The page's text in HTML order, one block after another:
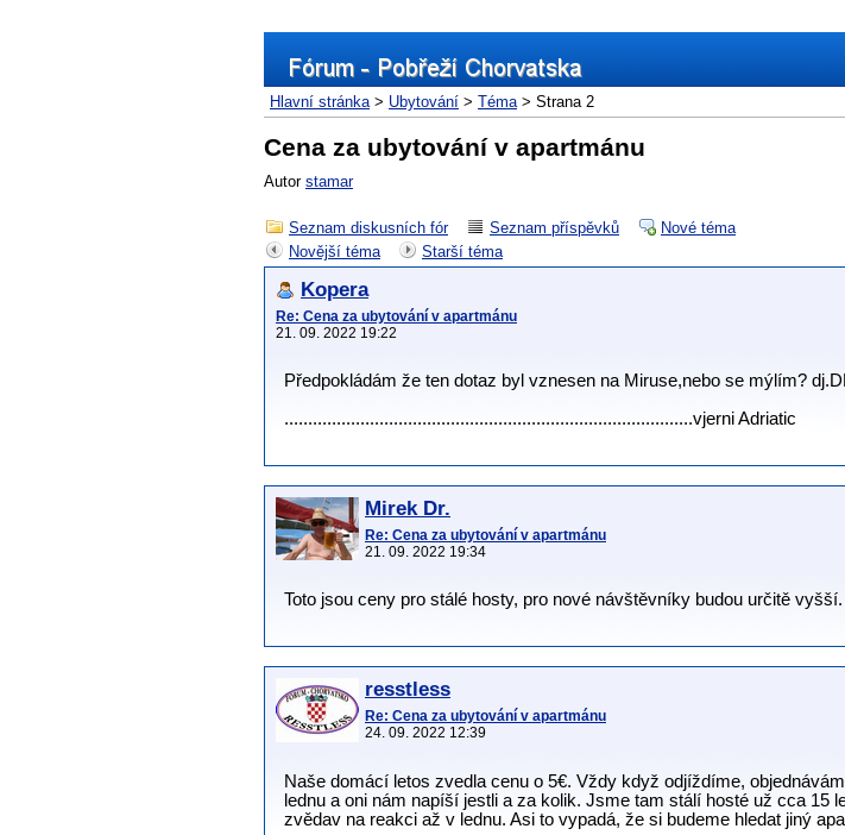
Hlavní stránka> Ubytování > Téma> Strana 2
Cena za ubytování v apartmánu
Autor stamar
Seznam diskusních fór Seznam příspěvků
Nové téma
Novější téma Starší téma
Kopera
Re: Cena za ubytování v apartmánu
21. 09. 2022 19:22
Předpokládám že ten dotaz byl vznesen na Miruse,nebo se mýlím?
......................................................................................vjerni Adriatic
Mirek Dr.
Re: Cena za ubytování v apartmánu
21. 09. 2022 19:34
Toto jsou ceny pro stálé hosty, pro nové návštěvníky budou určitě vyšší.
resstless
Re: Cena za ubytování v apartmánu
24. 09. 2022 12:39
Naše domácí letos zvedla cenu o 5€. Vždy když odjíždíme,
lednu a oni nám napíší jestli a za kolik. Jsme tam stálí hosté už cca 15
zvědav na reakci až v lednu. Asi to vypadá, že si budeme hledat jiný